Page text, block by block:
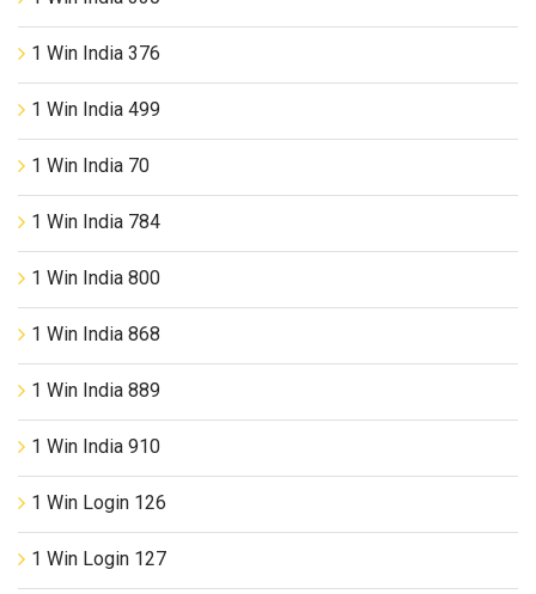
1 Win India 376
1 Win India 499
1 Win India 70
1 Win India 784
1 Win India 800
1 Win India 868
1 Win India 889
1 Win India 910
1 Win Login 126
1 Win Login 127